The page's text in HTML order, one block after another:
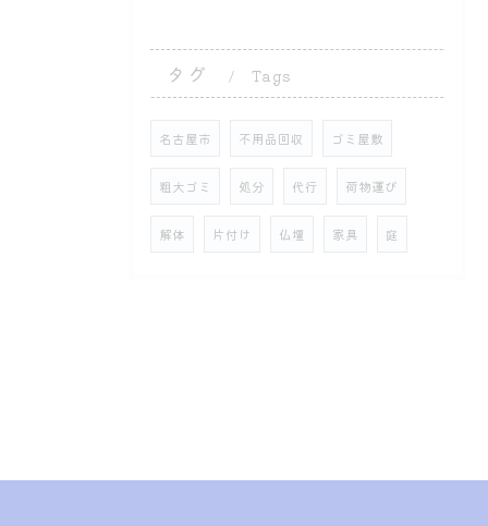
タグ Tags
名古屋市 不用品回収 ゴミ屋敷
粗大ゴミ 処分 代行 荷物運び
解体 片付け 仏壇 家具 庭